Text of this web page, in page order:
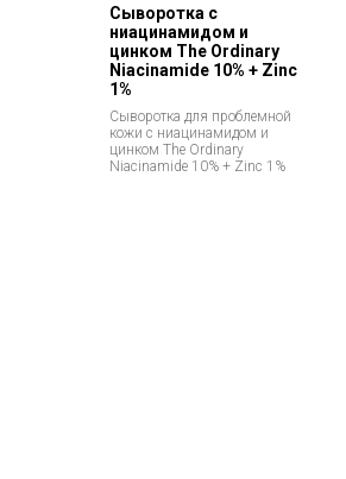
Сыворотка с
ниацинамидом и
цинком The Ordinary
Niacinamide 10% + Zinc
1%
Сыворотка для проблемной
кожи с ниацинамидом и
цинком The Ordinary
Niacinamide 10% + Zinc 1%